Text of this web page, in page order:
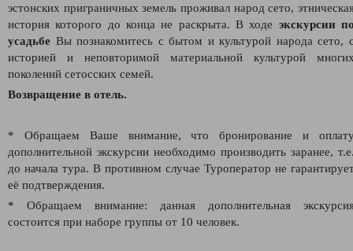
эстонских приграничных земель проживал народ сето,
история которого до конца не раскрыта. В ходе экскурсии
усадьбе Вы познакомитесь с бытом и культурой народа сето,
историей и неповторимой материальной культурой
поколений сетосских семей.
Возвращение в отель.
* Обращаем Ваше внимание, что бронирование и
дополнительной экскурсии необходимо производить заранее,
до начала тура. В противном случае Туроператор не
её подтверждения.
* Обращаем внимание: данная дополнительная
состоится при наборе группы от 10 человек.